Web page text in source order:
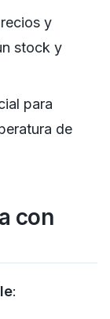
y
stock y
para
de
con
: